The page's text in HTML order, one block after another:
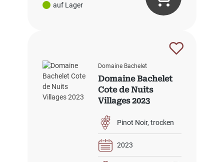
auf Lager
Domaine Bachelet
Domaine Bachelet
Cote de Nuits
Villages 2023
Pinot Noir trocken
2023